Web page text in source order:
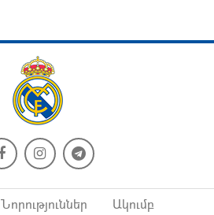
08.08.2026
Պաշտոնական հայտարարություն.
Յան Դիոմանդե
08.08.2026
Վինիսիուսը խոսել է Մոուրինիոյի
08.08.2026
Marca. Կարվախալն ու «Ռեալը»
համաձայնության են...
08.08.2026
Կասիլյասի գրառումը. «Հուսով եմ՝
կհարգեք...
Նորություններ Ակումբ